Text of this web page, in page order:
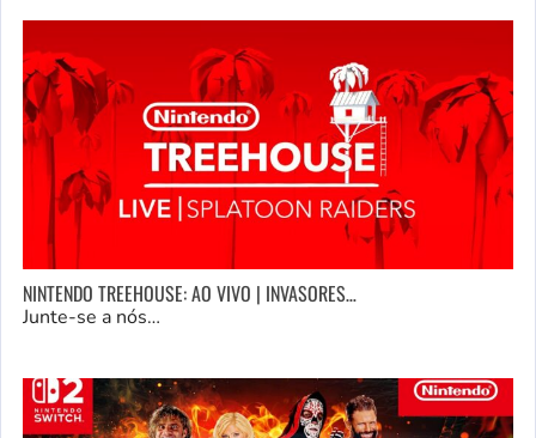
NINTENDO TREEHOUSE: AO VIVO | INVASORES…
Junte-se a nós…